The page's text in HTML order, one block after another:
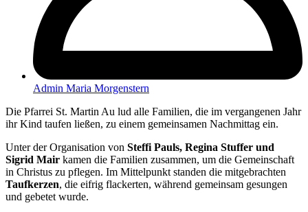
Admin Maria Morgenstern
Die Pfarrei St. Martin Au lud alle Familien, die im vergangenen Jahr
ihr Kind taufen ließen, zu einem gemeinsamen Nachmittag ein.
Unter der Organisation von Steffi Pauls, Regina Stuffer und
Sigrid Mair kamen die Familien zusammen, um die Gemeinschaft
in Christus zu pflegen. Im Mittelpunkt standen die mitgebrachten
Taufkerzen, die eifrig flackerten, während gemeinsam gesungen
und gebetet wurde.